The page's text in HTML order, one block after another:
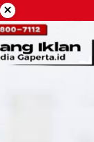
×